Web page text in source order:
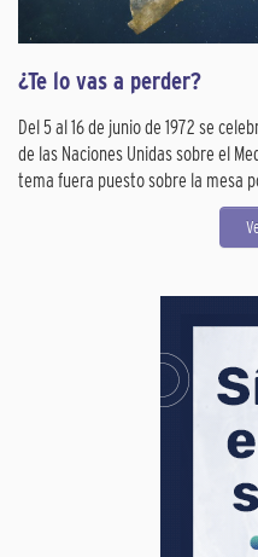
¿Te lo vas a perder?
Del 5 al 16 de junio de 1972 se
de las Naciones Unidas sobre el
tema fuera puesto sobre la mesa